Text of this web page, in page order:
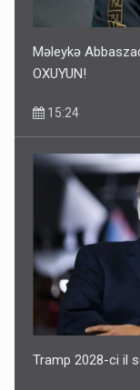
Məleykə
OXUYUN!
15:24
Tramp 2028-ci il